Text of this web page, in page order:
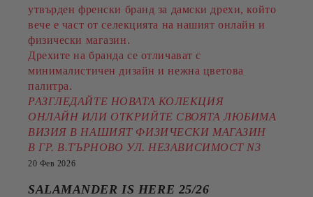
утвърден френски бранд за дамски дрехи, който
вече е част от селекцията на нашият онлайн и
физически магазин.
Дрехите на бранда се отличават с
минималистичен дизайн и нежна цветова
палитра.
РАЗГЛЕДАЙТЕ НОВАТА КОЛЕКЦИЯ
ОНЛАЙН ИЛИ ОТКРИЙТЕ СВОЯТА ЛЮБИМА
ВИЗИЯ В НАШИЯТ ФИЗИЧЕСКИ МАГАЗИН
В ГР. В.ТЪРНОВО УЛ. НЕЗАВИСИМОСТ N3
20 Фев 2026
SALAMANDER IS HERE 25/26